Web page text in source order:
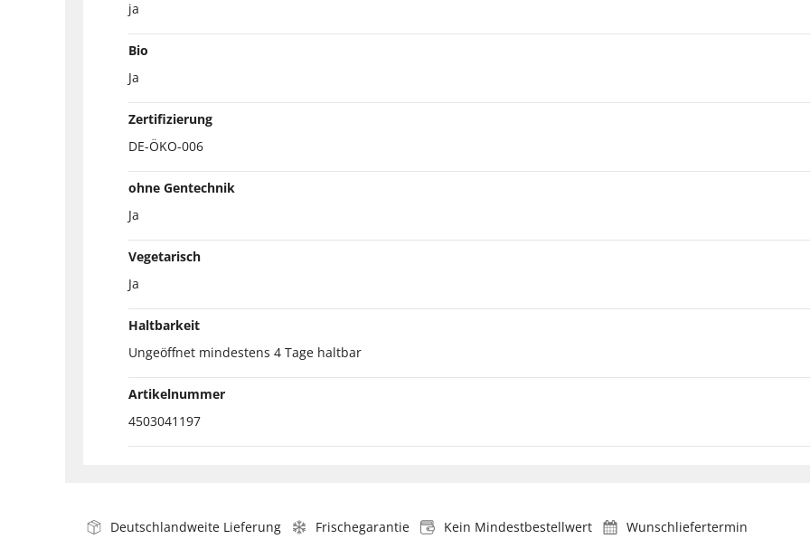
ja
Bio
Ja
Zertifizierung
DE-ÖKO-006
ohne Gentechnik
Ja
Vegetarisch
Ja
Haltbarkeit
Ungeöffnet mindestens 4 Tage haltbar
Artikelnummer
4503041197
Deutschlandweite Lieferung Frischegarantie Kein Mindestbestellwert Wunschliefertermin